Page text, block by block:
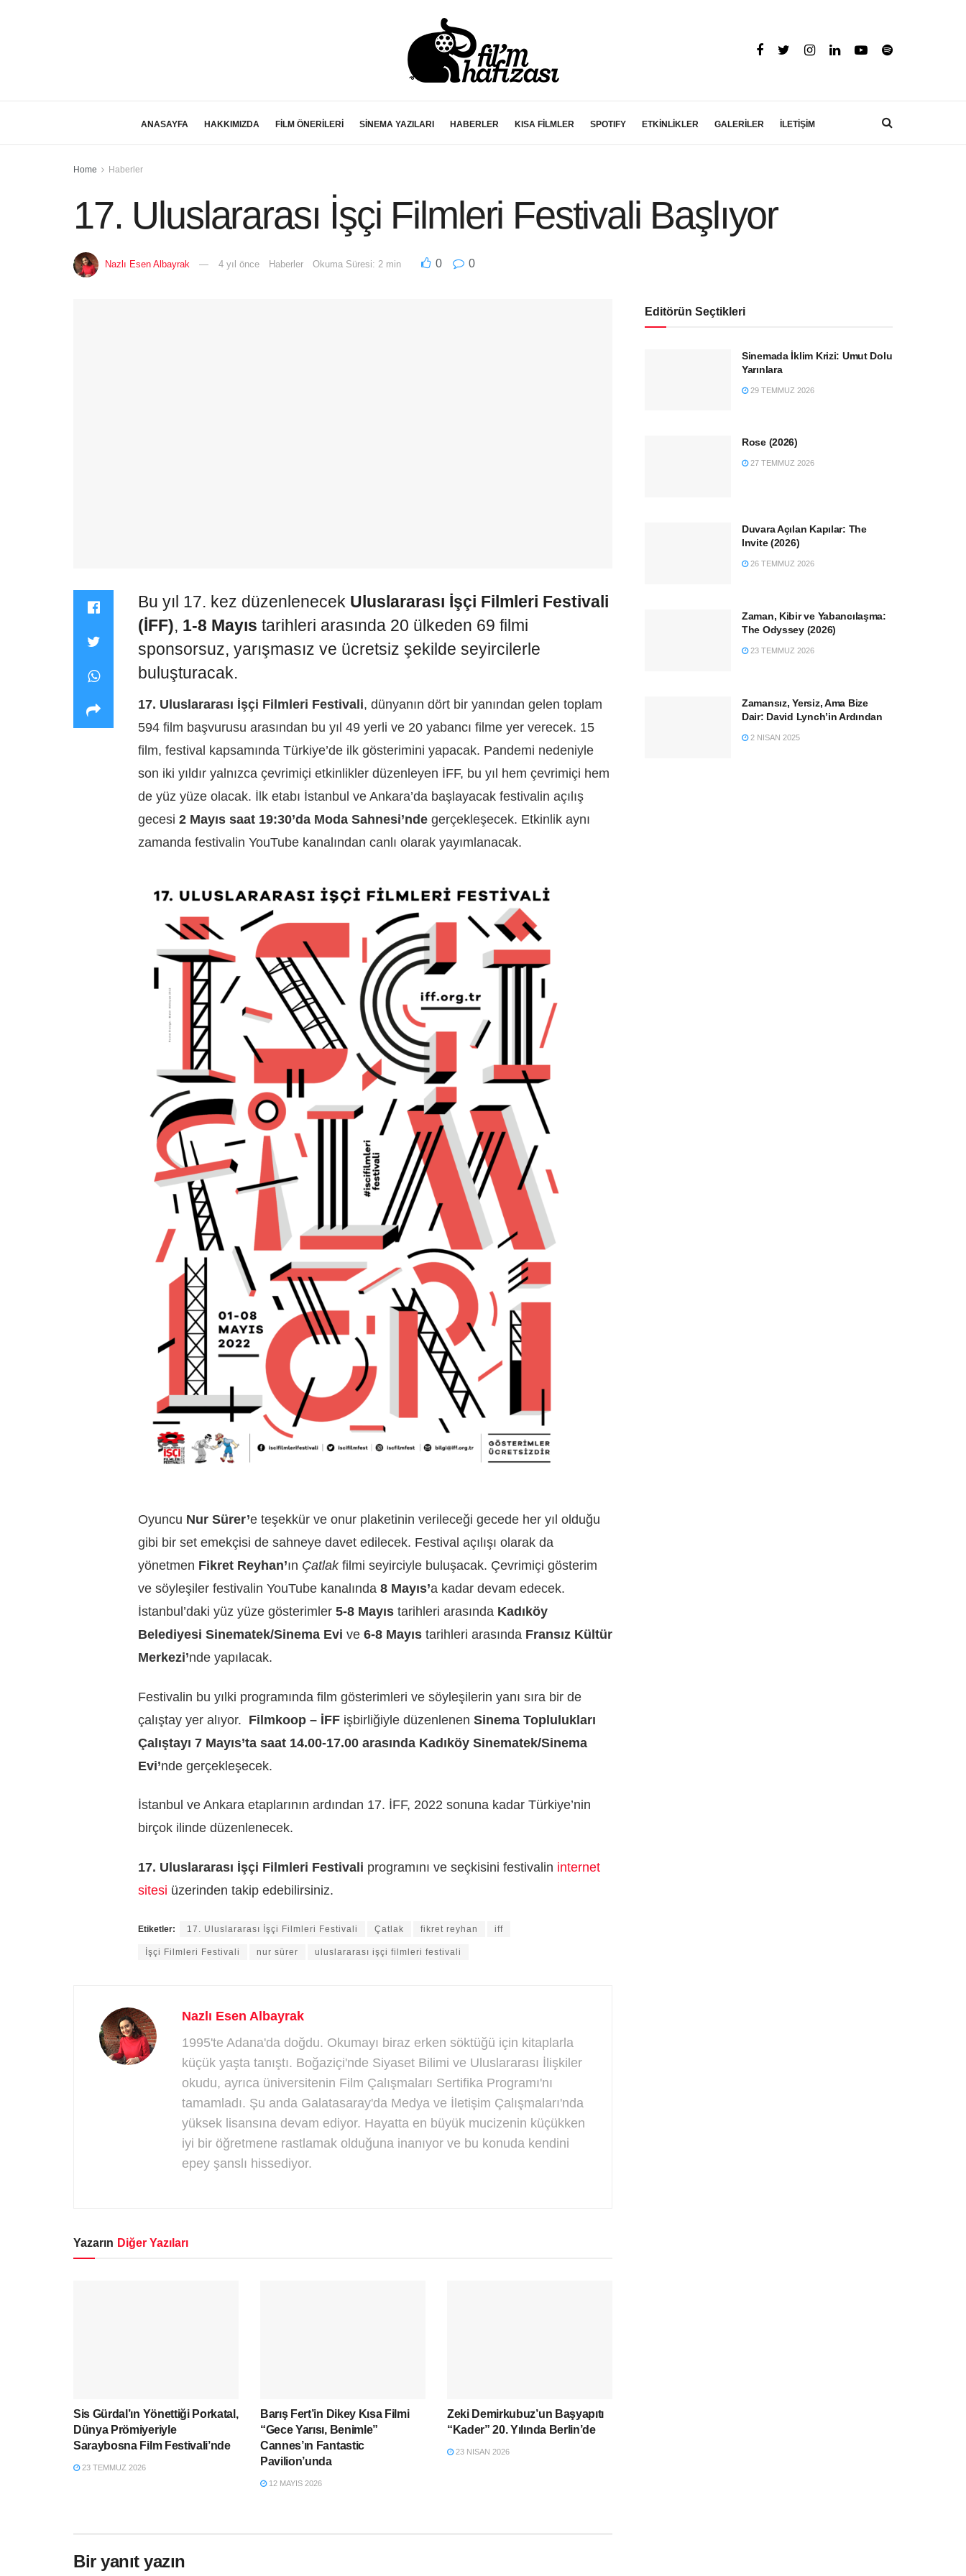
ANASAYFA HAKKIMIZDA FİLM ÖNERİLERİ SİNEMA YAZILARI HABERLER KISA FİLMLER SPOTIFY ETKİNLİKLER GALERİLER İLETİŞİM
Home Haberler
17. Uluslararası İşçi Filmleri Festivali Başlıyor
Nazlı Esen Albayrak 4 yıl önce Haberler Okuma Süresi: 2 min 0 0
Bu yıl 17. kez düzenlenecek Uluslararası İşçi Filmleri Festivali
(İFF), 1-8 Mayıs tarihleri arasında 20 ülkeden 69 filmi
sponsorsuz, yarışmasız ve ücretsiz şekilde seyircilerle
buluşturacak.
17. Uluslararası İşçi Filmleri Festivali, dünyanın dört bir yanından gelen toplam
594 film başvurusu arasından bu yıl 49 yerli ve 20 yabancı filme yer verecek. 15
film, festival kapsamında Türkiye’de ilk gösterimini yapacak. Pandemi nedeniyle
son iki yıldır yalnızca çevrimiçi etkinlikler düzenleyen İFF, bu yıl hem çevrimiçi hem
de yüz yüze olacak. İlk etabı İstanbul ve Ankara’da başlayacak festivalin açılış
gecesi 2 Mayıs saat 19:30’da Moda Sahnesi’nde gerçekleşecek. Etkinlik aynı
zamanda festivalin YouTube kanalından canlı olarak yayımlanacak.
Oyuncu Nur Sürer’e teşekkür ve onur plaketinin verileceği gecede her yıl olduğu
gibi bir set emekçisi de sahneye davet edilecek. Festival açılışı olarak da
yönetmen Fikret Reyhan’ın Çatlakfilmi seyirciyle buluşacak. Çevrimiçi gösterim
ve söyleşiler festivalin YouTube kanalında 8 Mayıs’a kadar devam edecek.
İstanbul’daki yüz yüze gösterimler 5-8 Mayıs tarihleri arasında Kadıköy
Belediyesi Sinematek/Sinema Evi ve 6-8 Mayıs tarihleri arasında Fransız Kültür
Merkezi’nde yapılacak.
Festivalin bu yılki programında film gösterimleri ve söyleşilerin yanı sıra bir de
çalıştay yer alıyor. Filmkoop – İFF işbirliğiyle düzenlenen Sinema Toplulukları
Çalıştayı 7 Mayıs’ta saat 14.00-17.00 arasında Kadıköy Sinematek/Sinema
Evi’nde gerçekleşecek.
İstanbul ve Ankara etaplarının ardından 17. İFF, 2022 sonuna kadar Türkiye’nin
birçok ilinde düzenlenecek.
17. Uluslararası İşçi Filmleri Festivali programını ve seçkisini festivalin internet
sitesi üzerinden takip edebilirsiniz.
Etiketler: 17. Uluslararası İşçi Filmleri Festivali Çatlak fikret reyhan iff
İşçi Filmleri Festivali nur sürer uluslararası işçi filmleri festivali
Nazlı Esen Albayrak
1995'te Adana'da doğdu. Okumayı biraz erken söktüğü için kitaplarla
küçük yaşta tanıştı. Boğaziçi'nde Siyaset Bilimi ve Uluslararası İlişkiler
okudu, ayrıca üniversitenin Film Çalışmaları Sertifika Programı'nı
tamamladı. Şu anda Galatasaray'da Medya ve İletişim Çalışmaları'nda
yüksek lisansına devam ediyor. Hayatta en büyük mucizenin küçükken
iyi bir öğretmene rastlamak olduğuna inanıyor ve bu konuda kendini
epey şanslı hissediyor.
Yazarın Diğer Yazıları
Sis Gürdal’ın Yönettiği Porkatal,
Dünya Prömiyeriyle
Saraybosna Film Festivali’nde
23 TEMMUZ 2026
Barış Fert’in Dikey Kısa Filmi
“Gece Yarısı, Benimle”
Cannes’ın Fantastic
Pavilion’unda
12 MAYIS 2026
Zeki Demirkubuz’un Başyapıtı
“Kader” 20. Yılında Berlin’de
23 NISAN 2026
Bir yanıt yazın
Editörün Seçtikleri
Sinemada İklim Krizi: Umut Dolu
Yarınlara
29 TEMMUZ 2026
Rose (2026)
27 TEMMUZ 2026
Duvara Açılan Kapılar: The
Invite (2026)
26 TEMMUZ 2026
Zaman, Kibir ve Yabancılaşma:
The Odyssey (2026)
23 TEMMUZ 2026
Zamansız, Yersiz, Ama Bize
Dair: David Lynch’in Ardından
2 NISAN 2025